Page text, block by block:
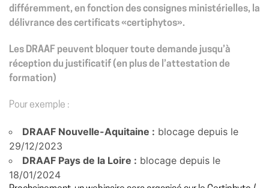
différemment, en fonction des consignes ministérielles, la
délivrance des certificats «certiphytos».
Les DRAAF peuvent bloquer toute demande jusqu’à
réception du justificatif (en plus de l’attestation de
formation)
Pour exemple :
DRAAF Nouvelle-Aquitaine : blocage depuis le
29/12/2023
DRAAF Pays de la Loire : blocage depuis le
18/01/2024